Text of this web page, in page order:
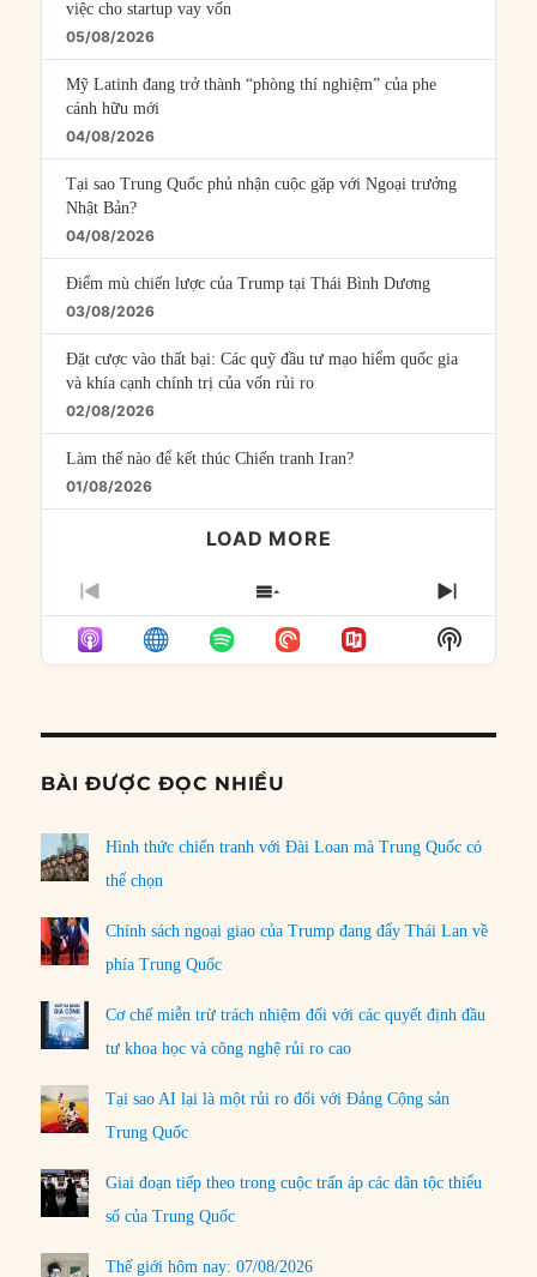
việc cho startup vay vốn
05/08/2026
Mỹ Latinh đang trở thành “phòng thí nghiệm” của phe
cánh hữu mới
04/08/2026
Tại sao Trung Quốc phủ nhận cuộc gặp với Ngoại trưởng
Nhật Bản?
04/08/2026
Điểm mù chiến lược của Trump tại Thái Bình Dương
03/08/2026
Đặt cược vào thất bại: Các quỹ đầu tư mạo hiểm quốc gia
và khía cạnh chính trị của vốn rủi ro
02/08/2026
Làm thế nào để kết thúc Chiến tranh Iran?
01/08/2026
LOAD MORE
PREVIOUS
EPISODE
SHOW
EPISODES
LIST
NEXT
Show
Podcast
BÀI ĐƯỢC ĐỌC NHIỀU
Hình thức chiến tranh với Đài Loan mà Trung Quốc có
thể chọn
Chính sách ngoại giao của Trump đang đẩy Thái Lan về
phía Trung Quốc
Cơ chế miễn trừ trách nhiệm đối với các quyết định đầu
tư khoa học và công nghệ rủi ro cao
Tại sao AI lại là một rủi ro đối với Đảng Cộng sản
Trung Quốc
Giai đoạn tiếp theo trong cuộc trấn áp các dân tộc thiểu
số của Trung Quốc
Thế giới hôm nay: 07/08/2026